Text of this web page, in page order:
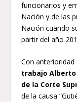
funcionarios y
Nación y de las
Nación cuando
partir del año
Con anterioridad
trabajo Alberto
de la Corte
de la causa